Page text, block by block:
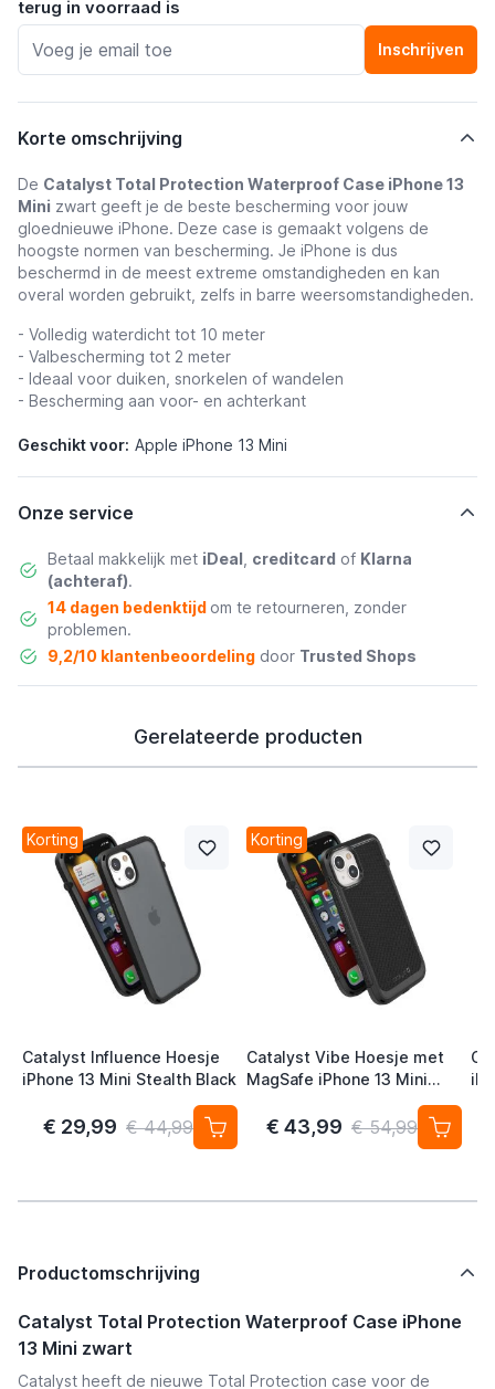
terug in voorraad is
Inschrijven
Korte omschrijving
De Catalyst Total Protection Waterproof Case iPhone 13
Mini zwart geeft je de beste bescherming voor jouw
gloednieuwe iPhone. Deze case is gemaakt volgens de
hoogste normen van bescherming. Je iPhone is dus
beschermd in de meest extreme omstandigheden en kan
overal worden gebruikt, zelfs in barre weersomstandigheden.
- Volledig waterdicht tot 10 meter
- Valbescherming tot 2 meter
- Ideaal voor duiken, snorkelen of wandelen
- Bescherming aan voor- en achterkant
Geschikt voor: Apple iPhone 13 Mini
Onze service
Betaal makkelijk met iDeal creditcard of Klarna
(achteraf).
14 dagen bedenktijd om te retourneren, zonder
problemen.
9,2/10 klantenbeoordelingdoor Trusted Shops
Gerelateerde producten
Korting
Catalyst Influence Hoesje
iPhone 13 Mini Stealth Black
€ 29,99 € 44,99
Korting
Catalyst Vibe Hoesje met
MagSafe iPhone 13 Mini
€ 43,99 € 54,99
Productomschrijving
Catalyst Total Protection Waterproof Case iPhone
13 Mini zwart
Catalyst heeft de nieuwe Total Protection case voor de